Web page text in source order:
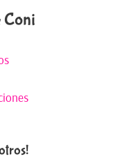
Coni